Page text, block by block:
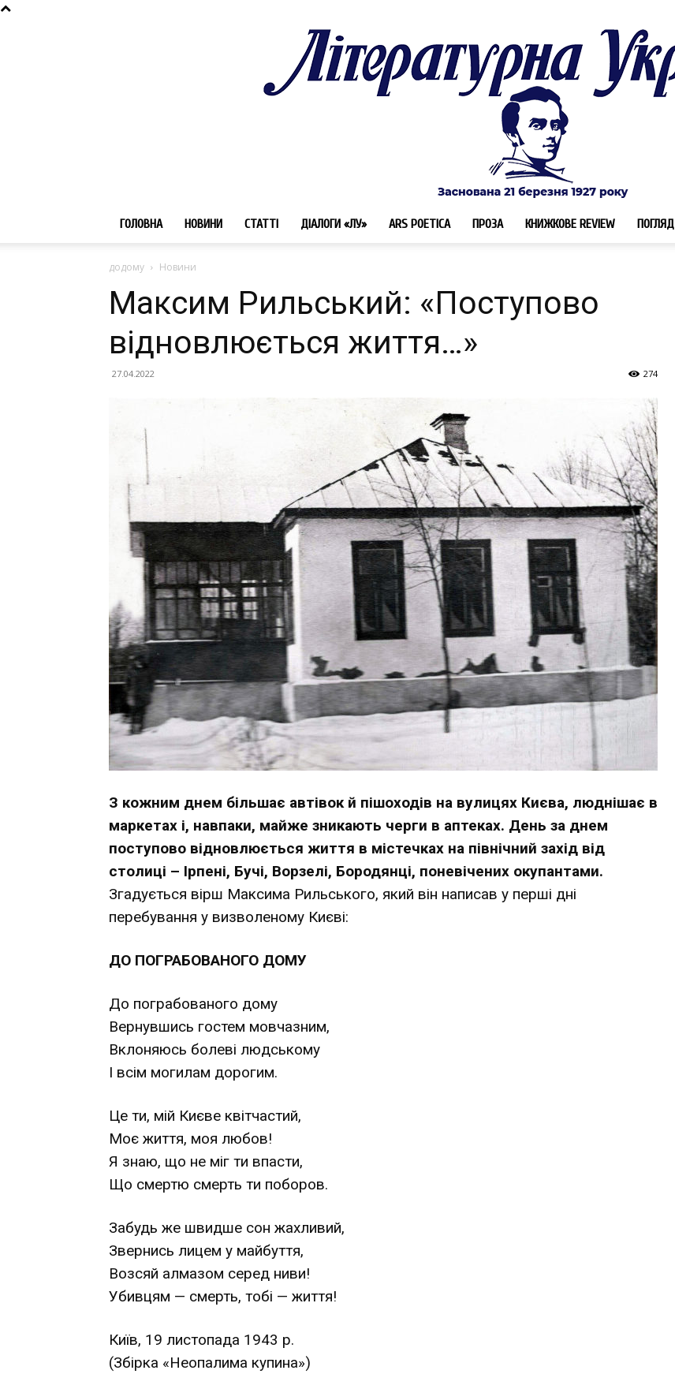
Літукраїна
ГОЛОВНА НОВИНИ СТАТТІ ДІАЛОГИ «ЛУ» ARS POETICA ПРОЗА КНИЖКОВЕ REVIEW ПОГЛЯД
додому Новини
Максим Рильський: «Поступово
відновлюється життя…»
27.04.2022 274
З кожним днем більшає автівок й пішоходів на вулицях Києва, люднішає в
маркетах і, навпаки, майже зникають черги в аптеках. День за днем
поступово відновлюється життя в містечках на північний захід від
столиці – Ірпені, Бучі, Ворзелі, Бородянці, поневічених окупантами.
Згадується вірш Максима Рильського, який він написав у перші дні
перебування у визволеному Києві:
ДО ПОГРАБОВАНОГО ДОМУ
До пограбованого дому
Вернувшись гостем мовчазним,
Вклоняюсь болеві людському
І всім могилам дорогим.
Це ти, мій Києве квітчастий,
Моє життя, моя любов!
Я знаю, що не міг ти впасти,
Що смертю смерть ти поборов.
Забудь же швидше сон жахливий,
Звернись лицем у майбуття,
Возсяй алмазом серед ниви!
Убивцям — смерть, тобі — життя!
Київ, 19 листопада 1943 р.
(Збірка «Неопалима купина»)